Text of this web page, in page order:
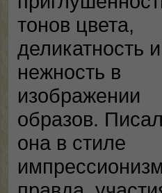
тонов цвета,
деликатность и
нежность в
изображении
образов.
она в стиле